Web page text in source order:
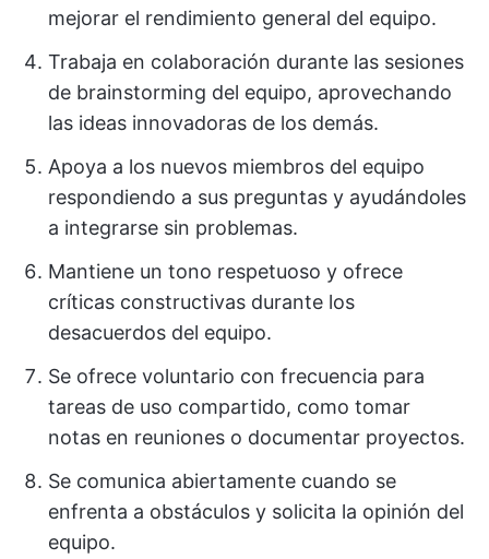
mejorar el rendimiento general del equipo.
Trabaja en colaboración durante las sesiones
de brainstorming del equipo, aprovechando
las ideas innovadoras de los demás.
Apoya a los nuevos miembros del equipo
respondiendo a sus preguntas y ayudándoles
a integrarse sin problemas.
Mantiene un tono respetuoso y ofrece
críticas constructivas durante los
desacuerdos del equipo.
Se ofrece voluntario con frecuencia para
tareas de uso compartido, como tomar
notas en reuniones o documentar proyectos.
Se comunica abiertamente cuando se
enfrenta a obstáculos y solicita la opinión del
equipo.